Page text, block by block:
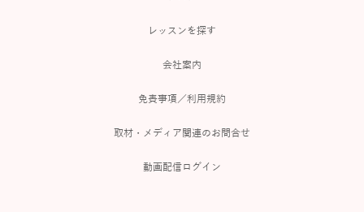
レッスンを探す
会社案内
免責事項／利用規約
取材・メディア関連のお問合せ
動画配信ログイン